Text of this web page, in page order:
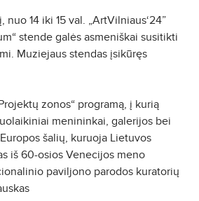
14 iki 15 val. „ArtVilniaus‘24”
stende galės asmeniškai susitikti
Muziejaus stendas įsikūręs
zonos“ programą, į kurią
menininkai, galerijos bei
šalių, kuruoja Lietuvos
iš 60-osios Venecijos meno
paviljono parodos kuratorių